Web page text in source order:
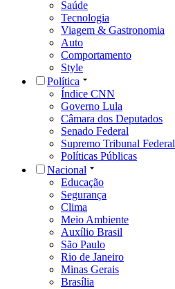
Saúde
Tecnologia
Viagem & Gastronomia
Auto
Comportamento
Style
Política
Índice CNN
Governo Lula
Câmara dos Deputados
Senado Federal
Supremo Tribunal Federal
Políticas Públicas
Nacional
Educação
Segurança
Clima
Meio Ambiente
Auxílio Brasil
São Paulo
Rio de Janeiro
Minas Gerais
Brasília